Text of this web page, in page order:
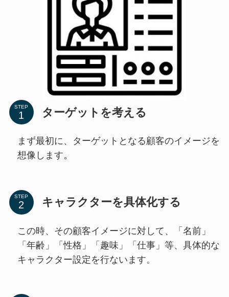
STEP ターゲットを考える
まず最初に、ターゲットとなる顧客のイメージを
想像します。
STEP キャラクターを具体化する
この時、その顧客イメージに対して、「名前」
「年齢」「性格」「趣味」「仕事」等、具体的な
キャラクター設定を行ないます。